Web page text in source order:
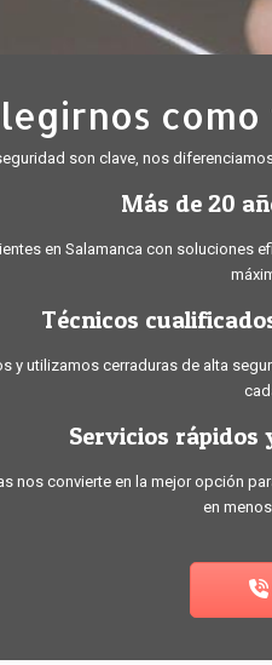
son clave, nos
Más de 20
en Salamanca con soluciones
Técnicos
y utilizamos cerraduras de alta
Servicios rápidos
nos convierte en la mejor opción
en